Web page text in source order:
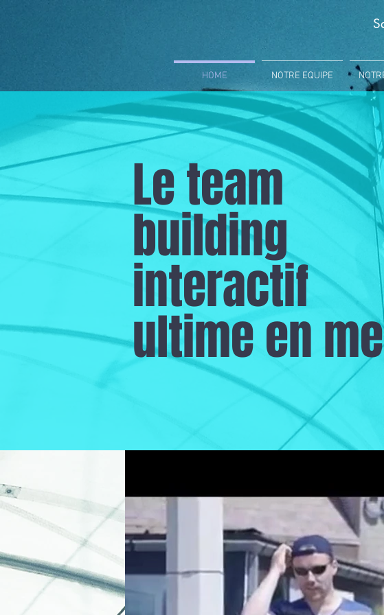
HOME NOTRE EQUIPE
Le team
building
interactif
ultime en